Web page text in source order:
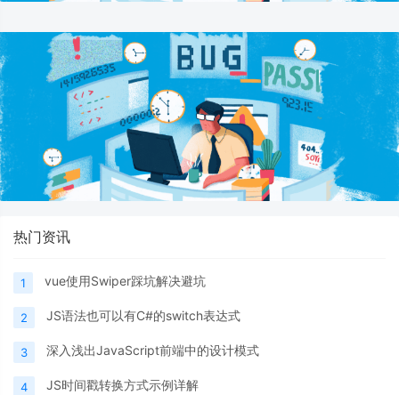
热门资讯
1 vue使用Swiper踩坑解决避坑
2 JS语法也可以有C#的switch表达式
3 深入浅出JavaScript前端中的设计模式
4 JS时间戳转换方式示例详解